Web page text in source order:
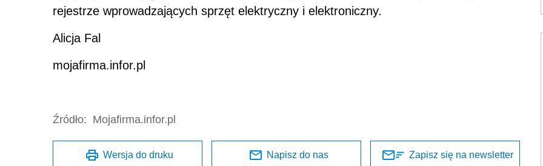
rejestrze wprowadzających sprzęt elektryczny i elektroniczny.
Alicja Fal
mojafirma.infor.pl
Źródło: Mojafirma.infor.pl
Wersja do druku Napisz do nas Zapisz się na newsletter